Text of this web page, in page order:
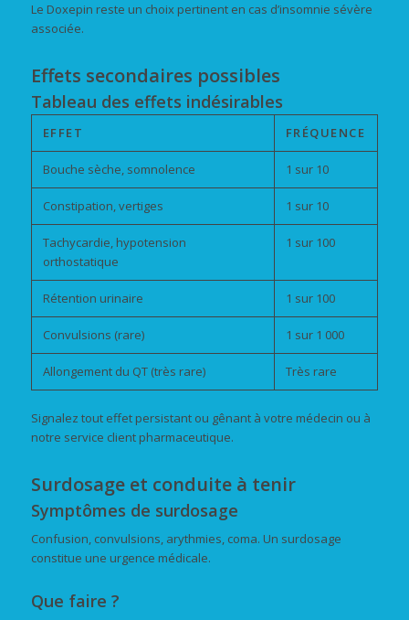
Le Doxepin reste un choix pertinent en cas d’insomnie sévère
associée.
Effets secondaires possibles
Tableau des effets indésirables
EFFET FRÉQUENCE
Bouche sèche, somnolence 1 sur 10
Constipation, vertiges 1 sur 10
Tachycardie, hypotension
orthostatique
1 sur 100
Rétention urinaire 1 sur 100
Convulsions (rare) 1 sur 1 000
Allongement du QT (très rare) Très rare
Signalez tout effet persistant ou gênant à votre médecin ou à
notre service client pharmaceutique.
Surdosage et conduite à tenir
Symptômes de surdosage
Confusion, convulsions, arythmies, coma. Un surdosage
constitue une urgence médicale.
Que faire ?